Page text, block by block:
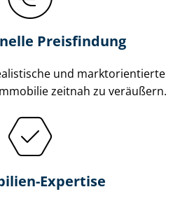
Preisfindung
und markt­ori­en­tier­te
zeitnah zu veräußern.
Expertise